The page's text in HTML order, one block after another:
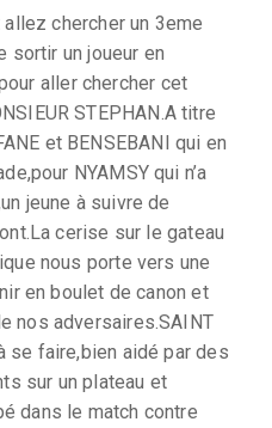
chercher un 3eme
sortir un joueur en
aller chercher cet
STEPHAN.A titre
et BENSEBANI qui en
NYAMSY qui n’a
jeune à suivre de
cerise sur le gateau
nous porte vers une
en boulet de canon et
nos adversaires.SAINT
se faire,bien aidé par des
sur un plateau et
dans le match contre